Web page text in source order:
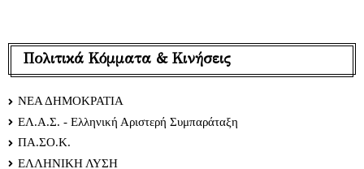
Πολιτικά Κόμματα & Κινήσεις
ΝΕΑ ΔΗΜΟΚΡΑΤΙΑ
ΕΛ.Α.Σ. - Ελληνική Αριστερή Συμπαράταξη
ΠΑ.ΣΟ.Κ.
ΕΛΛΗΝΙΚΗ ΛΥΣΗ